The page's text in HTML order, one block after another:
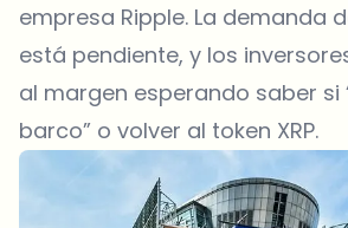
empresa Ripple. La demanda
está pendiente, y los
al margen esperando saber si
barco” o volver al token XRP.